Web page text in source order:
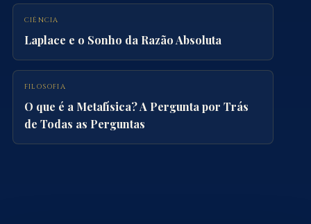
CIÊNCIA
Laplace e o Sonho da Razão Absoluta
FILOSOFIA
O que é a Metafísica? A Pergunta por Trás
de Todas as Perguntas